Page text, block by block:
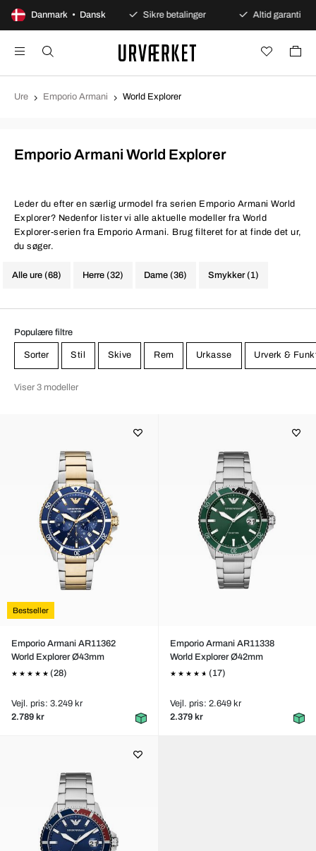
Danmark • Dansk
100 dages åbent køb Sikre betalinger Altid garanti
Ure Emporio Armani World Explorer
Emporio Armani World Explorer
Leder du efter en særlig urmodel fra serien Emporio Armani World
Explorer? Nedenfor lister vi alle aktuelle modeller fra World
Explorer-serien fra Emporio Armani. Brug filteret for at finde det ur,
du søger.
Alle ure (68) Herre (32) Dame (36) Smykker (1)
Populære filtre
Sorter Stil Skive Rem Urkasse Urverk &
Viser 3 modeller
Bestseller
Emporio Armani AR11362
World Explorer Ø43mm
(28)
Vejl. pris: 3.249 kr
2.789 kr
Emporio Armani AR11338
World Explorer Ø42mm
(17)
Vejl. pris: 2.649 kr
2.379 kr